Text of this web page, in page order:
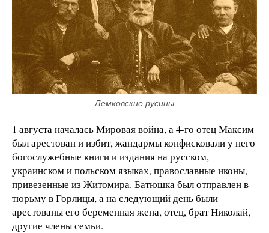
Лемковские русины
1 августа началась Мировая война, а 4-го отец Максим
был арестован и избит, жандармы конфисковали у него
богослужебные книги и издания на русском,
украинском и польском языках, православные иконы,
привезенные из Житомира. Батюшка был отправлен в
тюрьму в Горлицы, а на следующий день были
арестованы его беременная жена, отец, брат Николай,
другие члены семьи.